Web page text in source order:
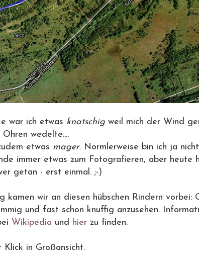
war ich etwas knatschig weil mich der Wind
wedelte....
etwas mager. Normlerweise bin ich ja
immer etwas zum Fotografieren, aber heute
getan - erst einmal. ;-)
kamen wir an diesen hübschen Rindern vorbei:
und fast schon knuffig anzusehen.
Wikipedia und hier zu finden.
in Großansicht.